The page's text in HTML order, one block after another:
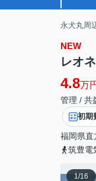
永犬丸周
NEW
レオ
4.8万
管理 / 共
初期
福岡県直
筑豊電
1/16